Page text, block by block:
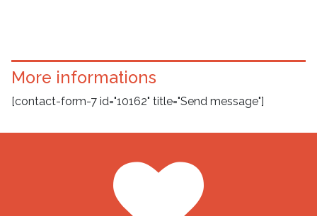
More informations
[contact-form-7 id="10162" title="Send message"]